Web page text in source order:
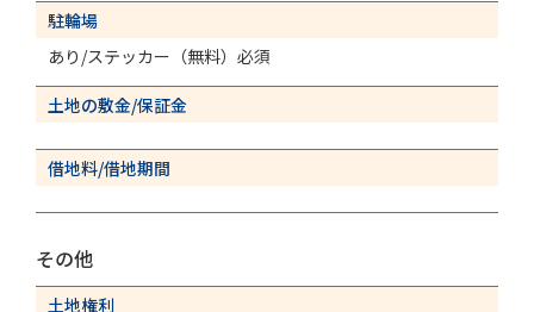
駐輪場
あり/ステッカー（無料）必須
土地の敷金/保証金
借地料/借地期間
その他
土地権利